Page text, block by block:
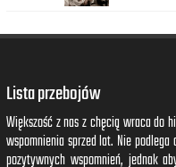
Lista przebojów
Większość z nas z chęcią wraca do
wspomnienia sprzed lat. Nie
pozytywnych wspomnień, jednak